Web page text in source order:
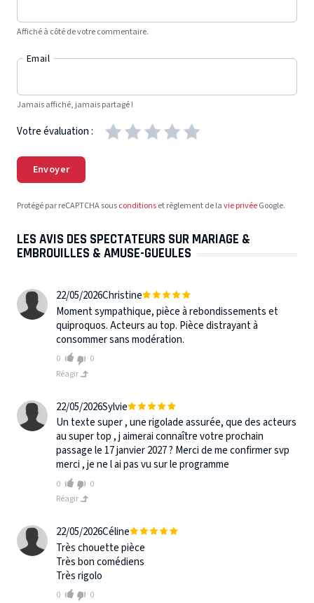
Affiché à côté de votre commentaire.
Email
Jamais affiché, jamais partagé !
Votre évaluation :
Envoyer
Protégé par reCAPTCHA sousconditionset règlement de lavie privéeGoogle.
LES AVIS DES SPECTATEURS SUR MARIAGE &
EMBROUILLES & AMUSE-GUEULES
22/05/2026Christine
Moment sympathique, pièce à rebondissements et
quiproquos. Acteurs au top. Pièce distrayant à
consommer sans modération.
0
0
Réagir
22/05/2026Sylvie
Un texte super , une rigolade assurée, que des acteurs
au super top , j aimerai connaître votre prochain
passage le 17 janvier 2027 ? Merci de me confirmer svp
merci , je ne l ai pas vu sur le programme
0
0
Réagir
22/05/2026Céline
Très chouette pièce
Très bon comédiens
Très rigolo
0
0